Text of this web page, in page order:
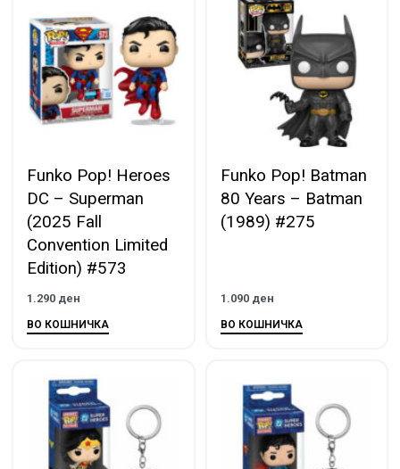
Funko Pop! Heroes
DC – Superman
(2025 Fall
Convention Limited
Edition) #573
1.290 ден
ВО КОШНИЧКА
Funko Pop! Batman
80 Years – Batman
(1989) #275
1.090 ден
ВО КОШНИЧКА